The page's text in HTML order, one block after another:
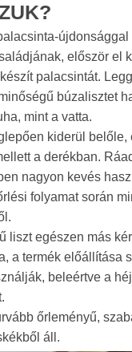
újdonsággal
először el
palacsintát.
búzalisztet
mint a vatta.
kiderül belőle,
a derékban.
nagyon kevés
folyamat során
liszt egészen más
a termék előállítása
beleértve a
őrleményű,
áll.